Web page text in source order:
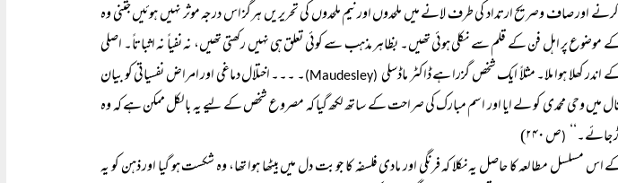
کرنے اور صاف وصریح ارتداد کی طرف لانے میں ملحدوں اور نیم ملحدوں کی تحریریں ہرگز اس درجہ موثر نہیں ہوئیں جتنی وہ
موضوع پر اہل فن کے قلم سے نکلی ہوئی تھیں۔ بظاہر مذہب سے کوئی تعلق ہی نہیں رکھتی تھیں، نہ نفیاً نہ اثباتاً۔ اصلی
کھلا ہوا ملا۔ مثلاً ایک شخص گزرا ہے ڈاکٹر ماڈسلی (Maudesley)
۔ ۔۔۔ اختلال دماغی اور امراض نفسیاتی کو بیان
وحی محمدی کو لے ایا اور اسم مبارک کی صراحت کے ساتھ لکھ گیا کہ مصروع شخص کے لیے یہ بالکل ممکن ہے کہ وہ
جائے۔‘‘ (ص ۲۴۰)
کے اس مسلسل مطالعہ کا حاصل یہ نکلا کہ فرنگی اور مادی فلسفہ کا جو بت دل میں بیٹھا ہوا تھا، وہ شکست ہو گیا اور ذہن کو یہ